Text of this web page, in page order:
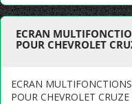
ECRAN
POUR CHEVROLET
ECRAN
POUR CHEVROLET